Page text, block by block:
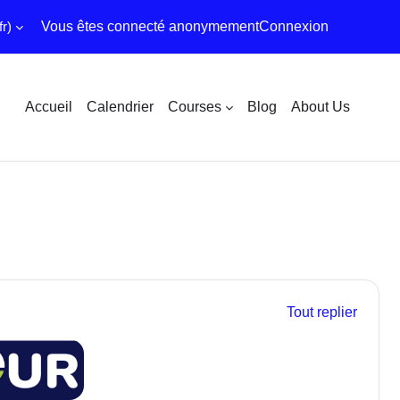
Vous êtes connecté anonymementConnexion
Accueil Calendrier Courses Blog About Us
Tout replier